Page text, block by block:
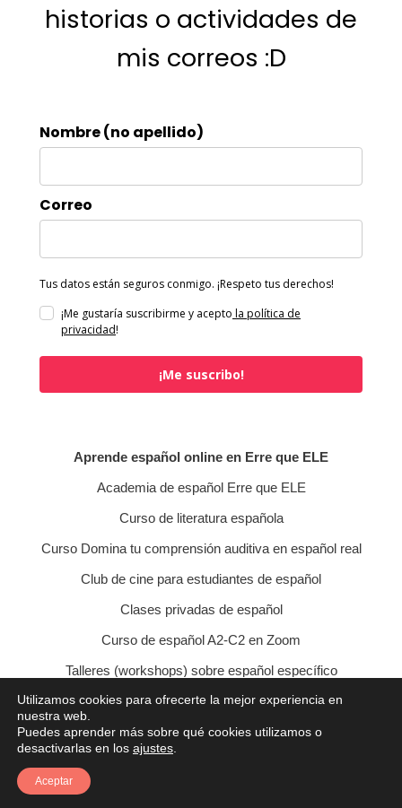
historias o actividades de
mis correos :D
Nombre (no apellido)
Correo
Tus datos están seguros conmigo. ¡Respeto tus derechos!
¡Me gustaría suscribirme y acepto la política de
privacidad!
¡Me suscribo!
Aprende español online en Erre que ELE
Academia de español Erre que ELE
Curso de literatura española
Curso Domina tu comprensión auditiva en español real
Club de cine para estudiantes de español
Clases privadas de español
Curso de español A2-C2 en Zoom
Talleres (workshops) sobre español específico
Curso de conversación veraniego
Política de privacidad
Política de cookies
Condiciones de contratación
Utilizamos cookies para ofrecerte la mejor experiencia en
nuestra web.
Puedes aprender más sobre qué cookies utilizamos o
desactivarlas en los ajustes
Aceptar